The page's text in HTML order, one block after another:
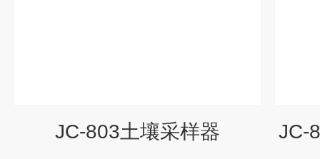
JC-803土壤采样器 JC-